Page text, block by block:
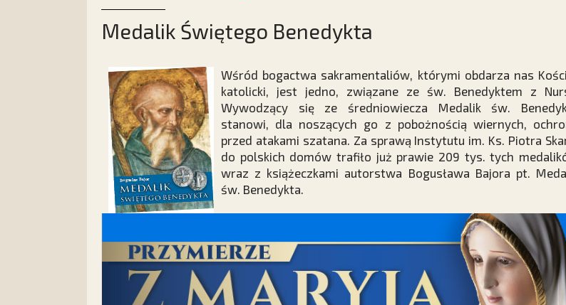
Medalik Świętego Benedykta
Wśród bogactwa sakramentaliów, którymi obdarza nas
katolicki, jest jedno, związane ze św. Benedyktem z
Wywodzący się ze średniowiecza Medalik św.
stanowi, dla noszących go z pobożnością wiernych,
przed atakami szatana. Za sprawą Instytutu im. Ks. Piotra
do polskich domów trafiło już prawie 209 tys. tych
wraz z książeczkami autorstwa Bogusława Bajora pt.
św. Benedykta.